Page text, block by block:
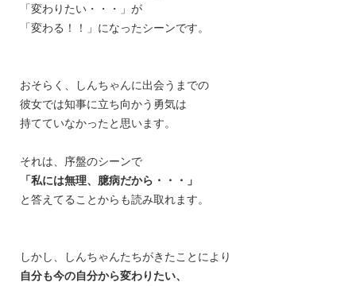
「変わりたい・・・」が
「変わる！！」になったシーンです。
おそらく、しんちゃんに出会うまでの
彼女では知事に立ち向かう勇気は
持てていなかったと思います。
それは、序盤のシーンで
「私には無理、臆病だから・・・」
と答えてることからも読み取れます。
しかし、しんちゃんたちがきたことにより
自分も今の自分から変わりたい、